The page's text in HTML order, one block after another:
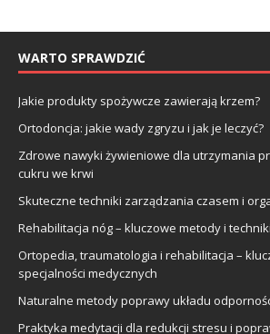
WARTO SPRAWDZIĆ
Jakie produkty spożywcze zawierają krzem?
Ortodoncja: jakie wady zgryzu i jak je leczyć?
Zdrowe nawyki żywieniowe dla utrzymania
cukru we krwi
Skuteczne techniki zarządzania czasem i
Rehabilitacja nóg – kluczowe metody i
Ortopedia, traumatologia i rehabilitacja –
specjalności medycznych
Naturalne metody poprawy układu
Praktyka medytacji dla redukcji stresu i